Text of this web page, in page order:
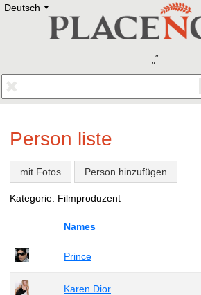
Deutsch E
Deutsch
Francais
Polski
Eestikeelne
Person liste
mit Fotos Person hinzufügen
Kategorie: Filmproduzent
Names
Prince
Karen Dior